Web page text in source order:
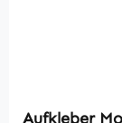
Aufkleber